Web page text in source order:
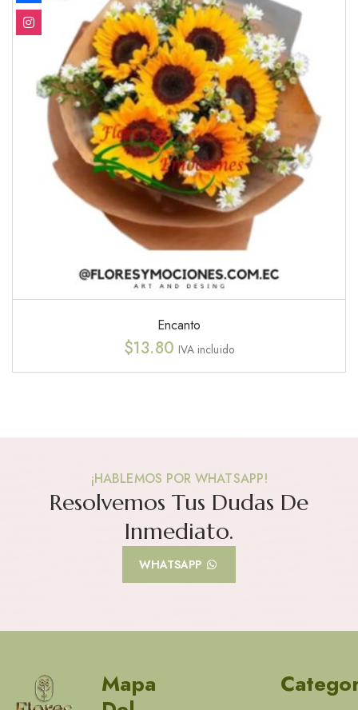
Encanto
$13.80 IVA incluido
¡HABLEMOS POR WHATSAPP!
Resolvemos Tus Dudas De
Inmediato.
WHATSAPP
Mapa